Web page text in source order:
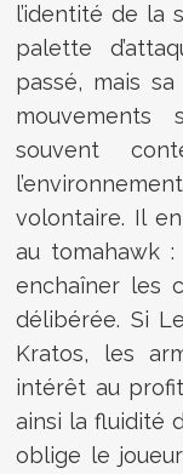
l’identité de la
palette
passé, mais
mouvements
souvent
volontaire. Il
au tomahawk
enchaîner les
délibérée. Si
Kratos, les
intérêt au
ainsi la fluidité
oblige le